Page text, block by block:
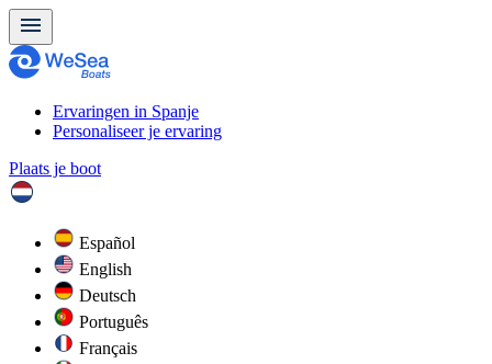
Ervaringen in Spanje
Personaliseer je ervaring
Plaats je boot
Español
English
Deutsch
Português
Français